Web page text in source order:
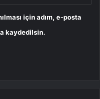
için adım, e-posta
kaydedilsin.